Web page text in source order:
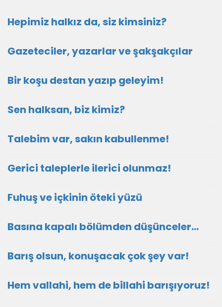
Hepimiz halkız da, siz kimsiniz?
Gazeteciler, yazarlar ve şakşakçılar
Bir koşu destan yazıp geleyim!
Sen halksan, biz kimiz?
Talebim var, sakın kabullenme!
Gerici taleplerle ilerici olunmaz!
Fuhuş ve içkinin öteki yüzü
Basına kapalı bölümden düşünceler…
Barış olsun, konuşacak çok şey var!
Hem vallahi, hem de billahi barışıyoruz!